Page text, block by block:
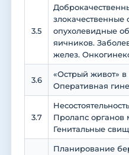
3.5
злокачественные
опухолевидные
яичников.
желез.
3.6
«Острый живот» в
Оперативная
3.7
Пролапс органов
Генитальные
Планирование